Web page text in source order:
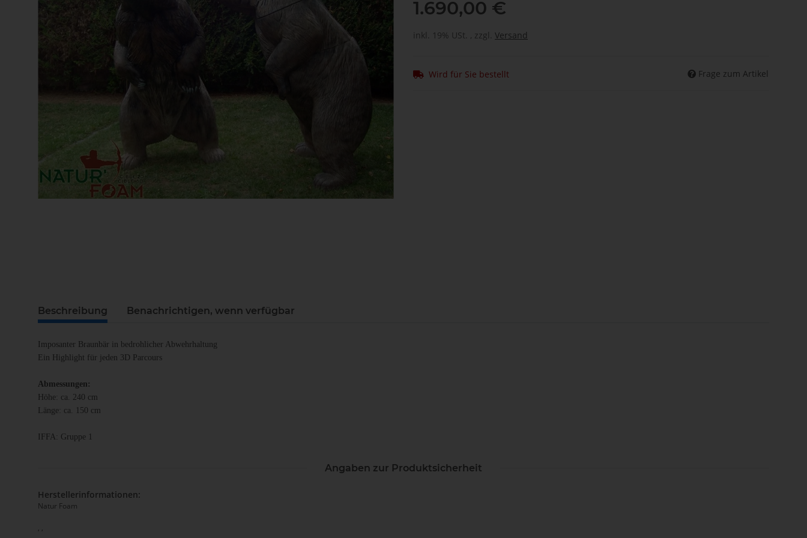
1.690,00 €
inkl. 19% USt. , zzgl. Versand
Wird für Sie bestellt Frage zum Artikel
weitere Registerkarten anzeigen
Beschreibung Benachrichtigen, wenn verfügbar
Imposanter Braunbär in bedrohlicher Abwehrhaltung
Ein Highlight für jeden 3D Parcours
Abmessungen:
Höhe: ca. 240 cm
Länge: ca. 150 cm
IFFA: Gruppe 1
Angaben zur Produktsicherheit
Herstellerinformationen:
Natur Foam
, ,